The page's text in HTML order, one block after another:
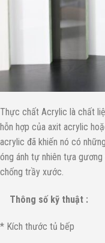
Thực chất Acrylic là chất
hỗn hợp của axit acrylic
acrylic đã khiến nó có
óng ánh tự nhiên tựa
chống trầy xước.
Thông số kỹ thuật :
* Kích thước tủ bếp